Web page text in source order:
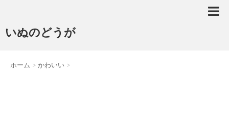
いぬのどうが
ホーム > かわいい >